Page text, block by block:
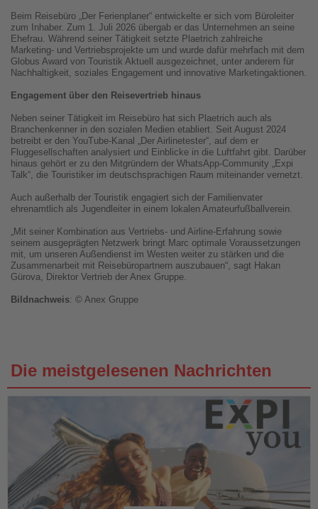
Beim Reisebüro „Der Ferienplaner“ entwickelte er sich vom Büroleiter
zum Inhaber. Zum 1. Juli 2026 übergab er das Unternehmen an seine
Ehefrau. Während seiner Tätigkeit setzte Plaetrich zahlreiche
Marketing- und Vertriebsprojekte um und wurde dafür mehrfach mit dem
Globus Award von Touristik Aktuell ausgezeichnet, unter anderem für
Nachhaltigkeit, soziales Engagement und innovative Marketingaktionen.
Engagement über den Reisevertrieb hinaus
Neben seiner Tätigkeit im Reisebüro hat sich Plaetrich auch als
Branchenkenner in den sozialen Medien etabliert. Seit August 2024
betreibt er den YouTube-Kanal „Der Airlinetester“, auf dem er
Fluggesellschaften analysiert und Einblicke in die Luftfahrt gibt. Darüber
hinaus gehört er zu den Mitgründern der WhatsApp-Community „Expi
Talk“, die Touristiker im deutschsprachigen Raum miteinander vernetzt.
Auch außerhalb der Touristik engagiert sich der Familienvater
ehrenamtlich als Jugendleiter in einem lokalen Amateurfußballverein.
„Mit seiner Kombination aus Vertriebs- und Airline-Erfahrung sowie
seinem ausgeprägten Netzwerk bringt Marc optimale Voraussetzungen
mit, um unseren Außendienst im Westen weiter zu stärken und die
Zusammenarbeit mit Reisebüropartnern auszubauen“, sagt Hakan
Gürova, Direktor Vertrieb der Anex Gruppe.
Bildnachweis: © Anex Gruppe
Die meistgelesenen Nachrichten